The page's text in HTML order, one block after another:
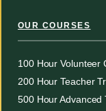
OUR COURSES
100 Hour Volunteer
200 Hour Teacher
500 Hour Advanced